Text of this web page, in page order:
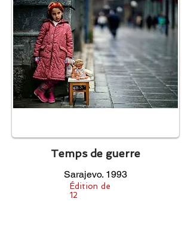
Temps de guerre
Sarajevo. 1993
Édition de
12